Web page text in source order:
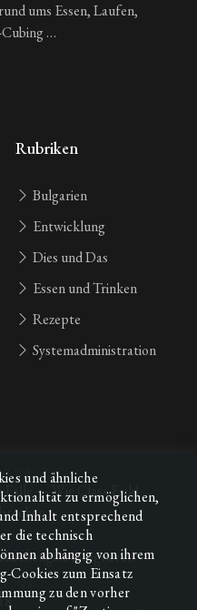
ums Essen, Laufen,
…
Rubriken
Bulgarien
Entwicklung
Dies und Das
Essen und Trinken
Rezepte
Systemadministration
’26
— Wie Class-Field-
integrieren
’25
und ähnliche
zu ermöglichen,
Inhalt entsprechend
die technisch
abhängig von ihrem
Cookies zum Einsatz
zu den vorher